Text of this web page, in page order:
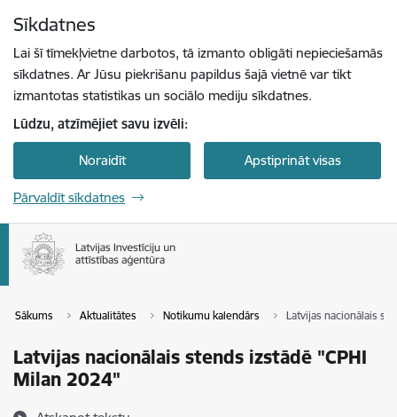
Sīkdatnes
Lai šī tīmekļvietne darbotos, tā izmanto obligāti nepieciešamās
sīkdatnes. Ar Jūsu piekrišanu papildus šajā vietnē var tikt
izmantotas statistikas un sociālo mediju sīkdatnes.
Lūdzu, atzīmējiet savu izvēli:
Noraidīt Apstiprināt visas
Pārvaldīt sīkdatnes
Sākums Aktualitātes Notikumu kalendārs Latvijas nacionālais
Latvijas nacionālais stends izstādē "CPHI
Milan 2024"